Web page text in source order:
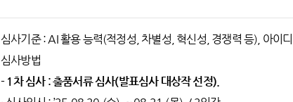
심사기준 : AI 활용 능력(적정성, 차별성, 혁신성, 경쟁력 등), 아이
심사방법
- 1차 심사 : 출품서류 심사(발표심사 대상작 선정).